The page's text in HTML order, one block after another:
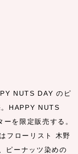
NUTS DAY のピ
HAPPY NUTS
を限定販売する。
フローリスト 木野
ピーナッツ染めの